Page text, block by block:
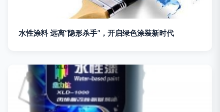
水性涂料 远离“隐形杀手”，开启绿色涂装新时代